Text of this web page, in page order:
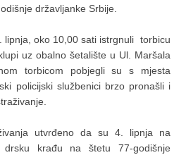
državljanke Srbije.
lipnja, oko 10,00 sati istrgnuli torbicu
uz obalno šetalište u Ul. Maršala
torbicom pobjegli su s mjesta
policijski službenici brzo pronašli i
utvrđeno da su 4. lipnja na
drsku krađu na štetu 77-godišnje